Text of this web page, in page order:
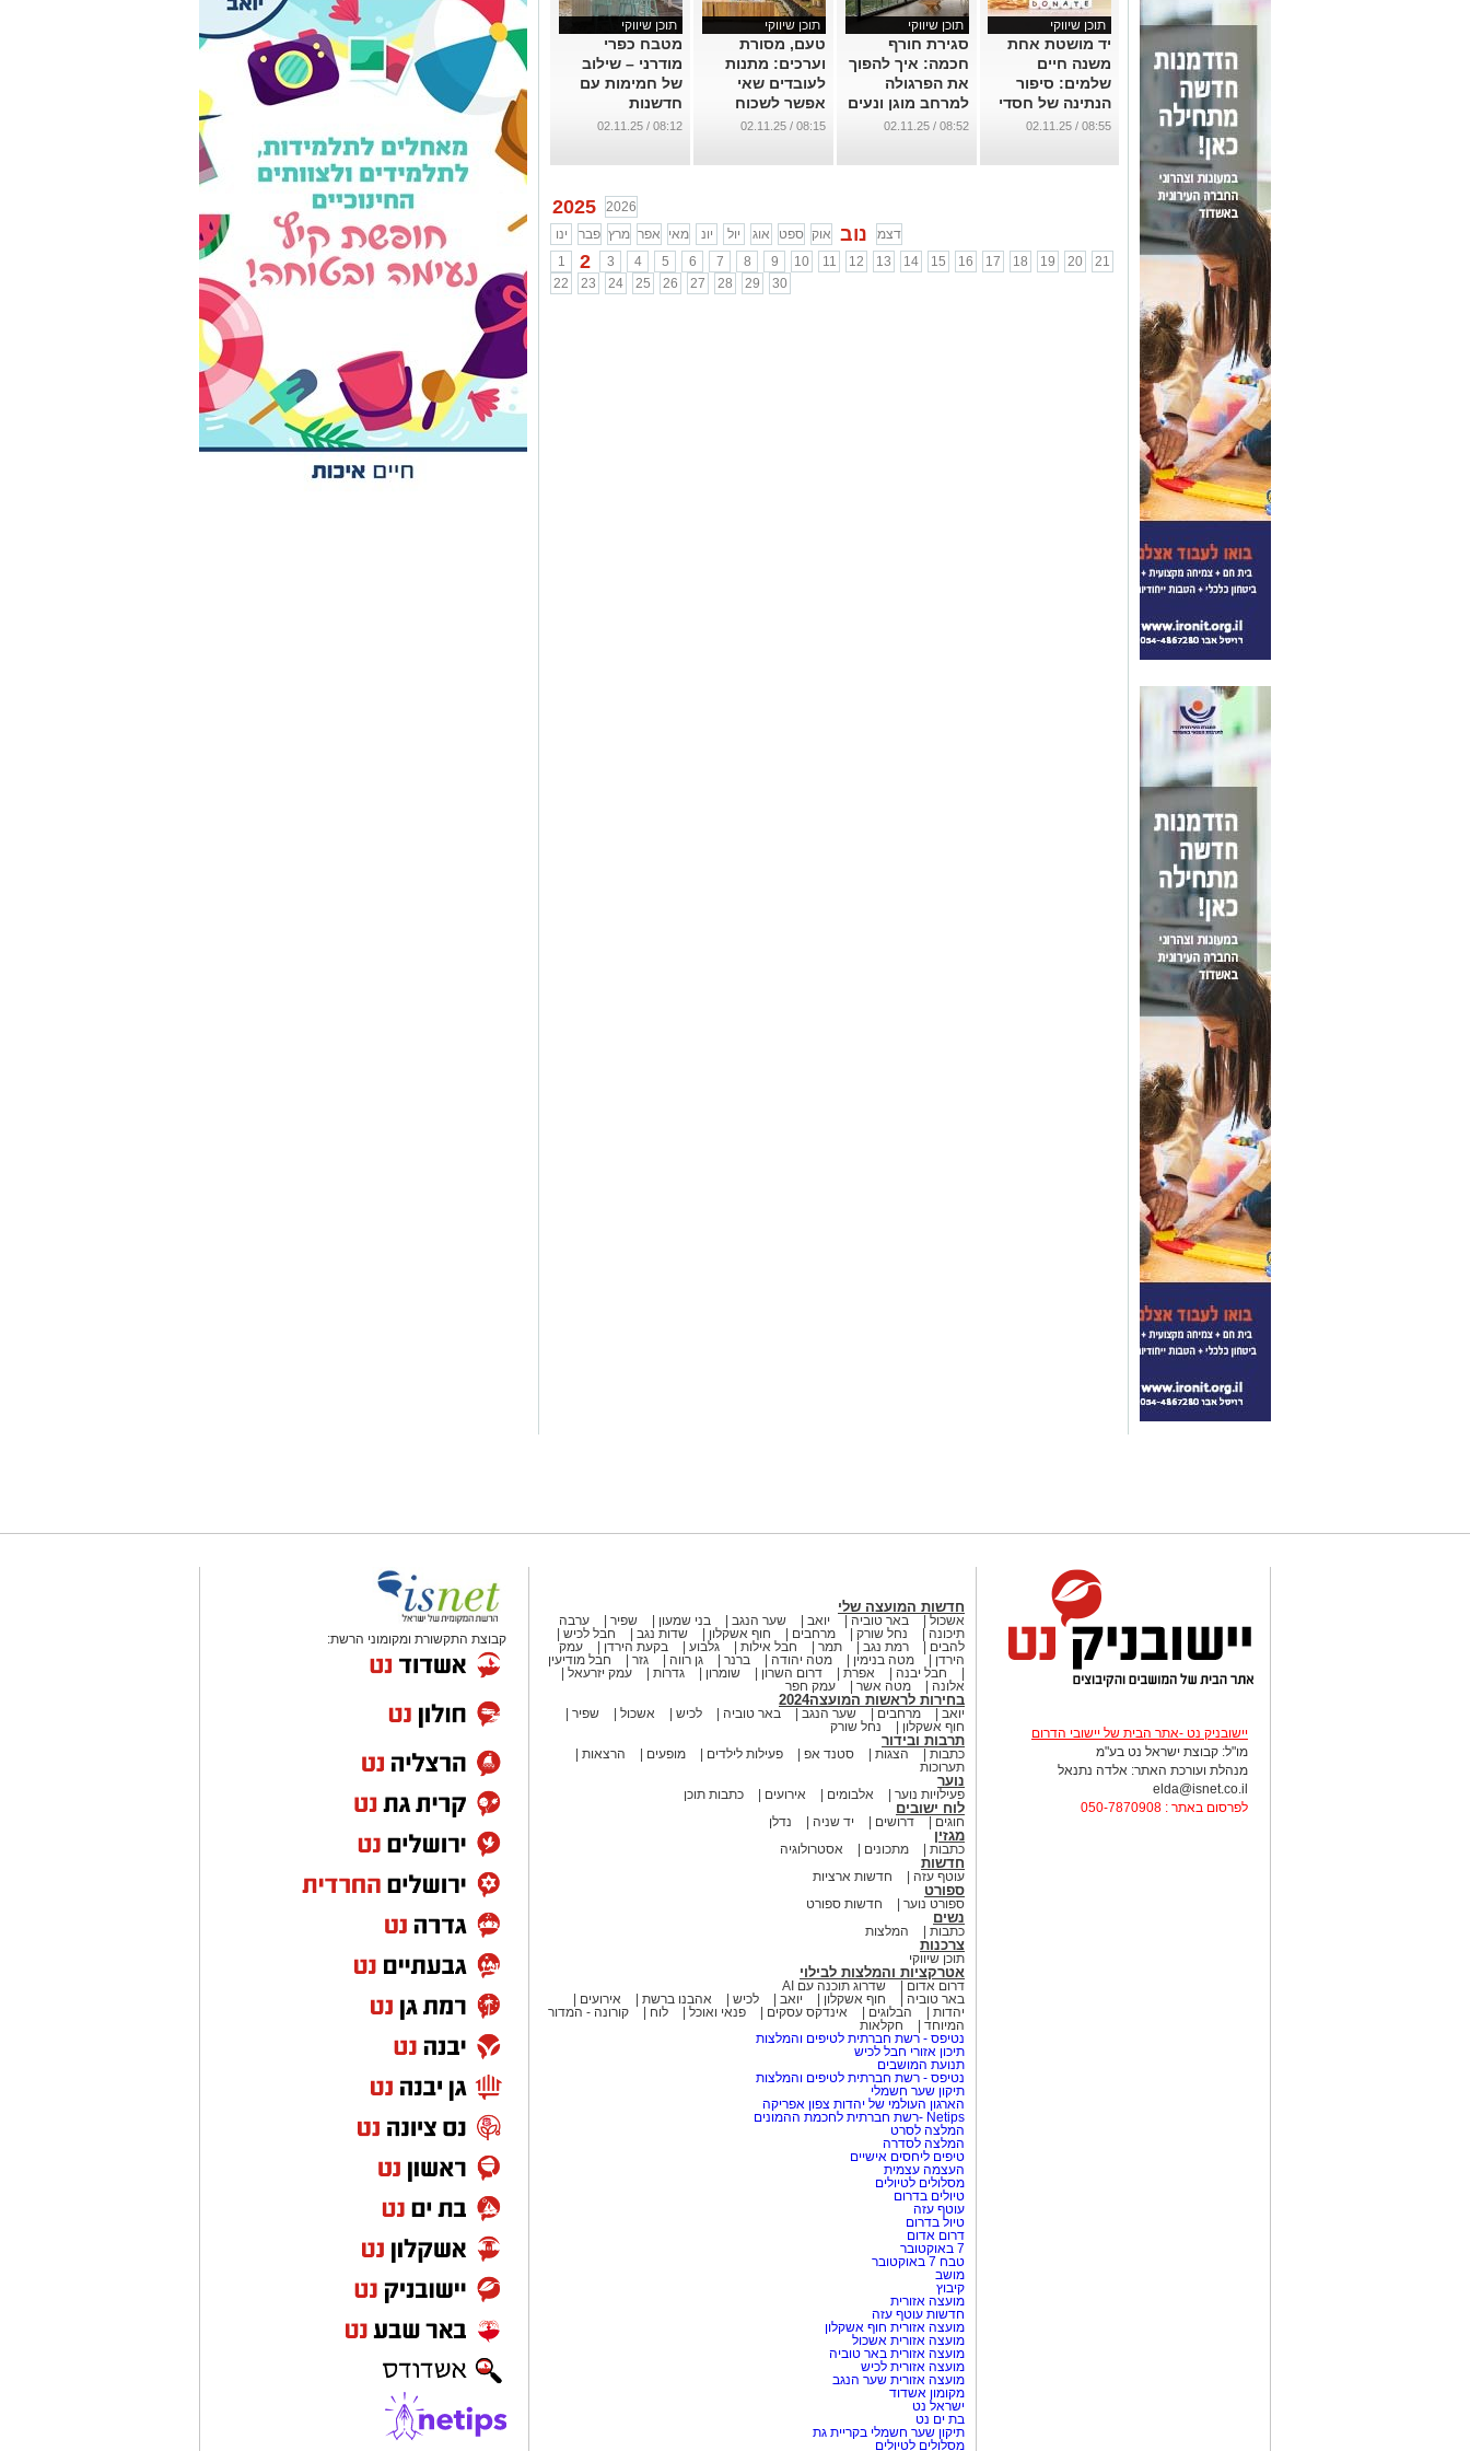
תוכן שיווקי
יד מושטת אחת
משנה חיים
שלמים: סיפור
הנתינה של חסדי
נעמי
08:55 / 02.11.25
תוכן שיווקי
סגירת חורף
חכמה: איך להפוך
את הפרגולה
למרחב מוגן ונעים
כל השנה
08:52 / 02.11.25
תוכן שיווקי
טעם, מסורת
וערכים: מתנות
לעובדים שאי
אפשר לשכוח
...
08:15 / 02.11.25
תוכן שיווקי
מטבח כפרי
מודרני – שילוב
של חמימות עם
חדשנות
...
08:12 / 02.11.25
2025
2026
ינו
פבר מרץ אפר מאי יונ יול אוג ספט אוק נוב
דצמ
1
2 3 4 5 6 7 8 9 10 11 12 13 14 15 16 17 18 19 20
21
22
23 24 25 26 27 28 29 30
יישובניק נט -אתר הבית של יישובי הדרום
מו"ל: קבוצת ישראל נט בע"מ
מנהלת ועורכת האתר: אלדה נתנאל
elda@isnet.co.il
לפרסום באתר : 050-7870908
חדשות המועצה שלי
אשכול באר טוביה יואב שער הנגב בני שמעון שפיר
ערבה
תיכונה
נחל שורק מרחבים חוף אשקלון שדות נגב
חבל לכיש
להבים
רמת נגב תמר חבל אילות גלבוע בקעת הירדן
עמק
הירדן
מטה בנימין מטה יהודה ברנר גן רווה גזר
חבל מודיעין
חבל יבנה
אפרת דרום השרון שומרון גדרות
עמק יזרעאל
אלונה
מטה אשר עמק חפר
בחירות לראשות המועצה2024
יואב מרחבים שער הנגב באר טוביה לכיש אשכול
שפיר
חוף אשקלון
נחל שורק
תרבות ובידור
כתבות הצגות סטנד אפ פעילות לילדים מופעים
הרצאות
תערוכות
נוער
פעילויות נוער אלבומים אירועים כתבות תוכן
לוח ישובים
חוגים דרושים יד שניה נדלן
מגזין
כתבות מתכונים אסטרולוגיה
חדשות
עוטף עזה חדשות ארציות
ספורט
ספורט נוער חדשות ספורט
נשים
כתבות המלצות
צרכנות
תוכן שיווקי
אטרקציות והמלצות לבילוי
דרום אדום
שדרוג תוכנה עם AI
באר טוביה
חוף אשקלון יואב לכיש אהבנו ברשת
אירועים
יהדות
הבלוגים אינדקס עסקים פנאי ואוכל לוח
קורונה - המדור
המיוחד
חקלאות
נטיפס - רשת חברתית לטיפים והמלצות
תיכון אזורי חבל לכיש
תנועת המושבים
נטיפס - רשת חברתית לטיפים והמלצות
תיקון שער חשמלי
הארגון העולמי של יהדות צפון אפריקה
Netips -רשת חברתית לחכמת ההמונים
המלצה לסרט
המלצה לסדרה
טיפים ליחסים אישיים
העצמה עצמית
מסלולים לטיולים
טיולים בדרום
עוטף עזה
טיול בדרום
דרום אדום
7 באוקטובר
טבח 7 באוקטובר
מושב
קיבוץ
מועצה אזורית
חדשות עוטף עזה
מועצה אזורית חוף אשקלון
מועצה אזורית אשכול
מועצה אזורית באר טוביה
מועצה אזורית לכיש
מועצה אזורית שער הנגב
מקומון אשדוד
ישראל נט
בת ים נט
תיקון שער חשמלי בקריית גת
מסלולים לטיולים
קבוצת התקשורת ומקומוני הרשת: